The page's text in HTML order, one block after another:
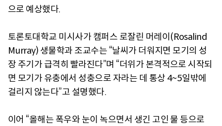
으로 예상했다.
토론토대학교 미시사가 캠퍼스 로잘린 머레이(Rosalind
Murray) 생물학과 조교수는 “날씨가 더워지면 모기의 성
장 주기가 급격히 빨라진다”며 “더위가 본격적으로 시작되
면 모기가 유충에서 성충으로 자라는 데 통상 4~5일밖에
걸리지 않는다”고 설명했다.
이어 “올해는 폭우와 눈이 녹으면서 생긴 고인 물 등으로